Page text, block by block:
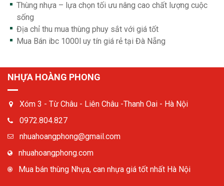
Thùng nhựa – lựa chọn tối ưu nâng cao chất lượng cuộc
sống
Địa chỉ thu mua thùng phuy sắt với giá tốt
Mua Bán ibc 1000l uy tín giá rẻ tại Đà Nẵng
NHỰA HOÀNG PHONG
Xóm 3 - Từ Châu - Liên Châu -Thanh Oai - Hà Nội
0972.804.827
nhuahoangphong@gmail.com
nhuahoangphong.com
Mua bán thùng Nhựa, can nhựa giá tốt nhất Hà Nội